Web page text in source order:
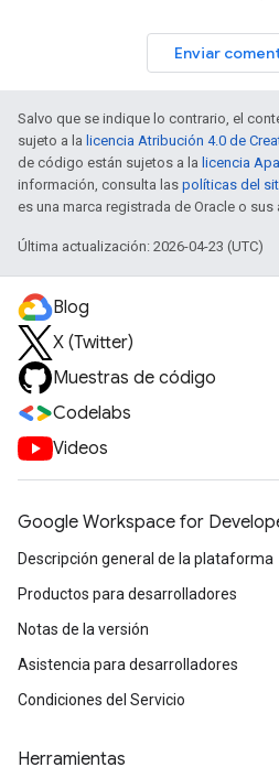
Enviar
Salvo que se indique lo contrario, el
sujeto a la licencia Atribución 4.0 de
de código están sujetos a la licencia
información, consulta las políticas del
es una marca registrada de Oracle o sus
Última actualización: 2026-04-23 (UTC)
Blog
X (Twitter)
Muestras de código
Codelabs
Videos
Google Workspace for
Descripción general de la plataforma
Productos para desarrolladores
Notas de la versión
Asistencia para desarrolladores
Condiciones del Servicio
Herramientas